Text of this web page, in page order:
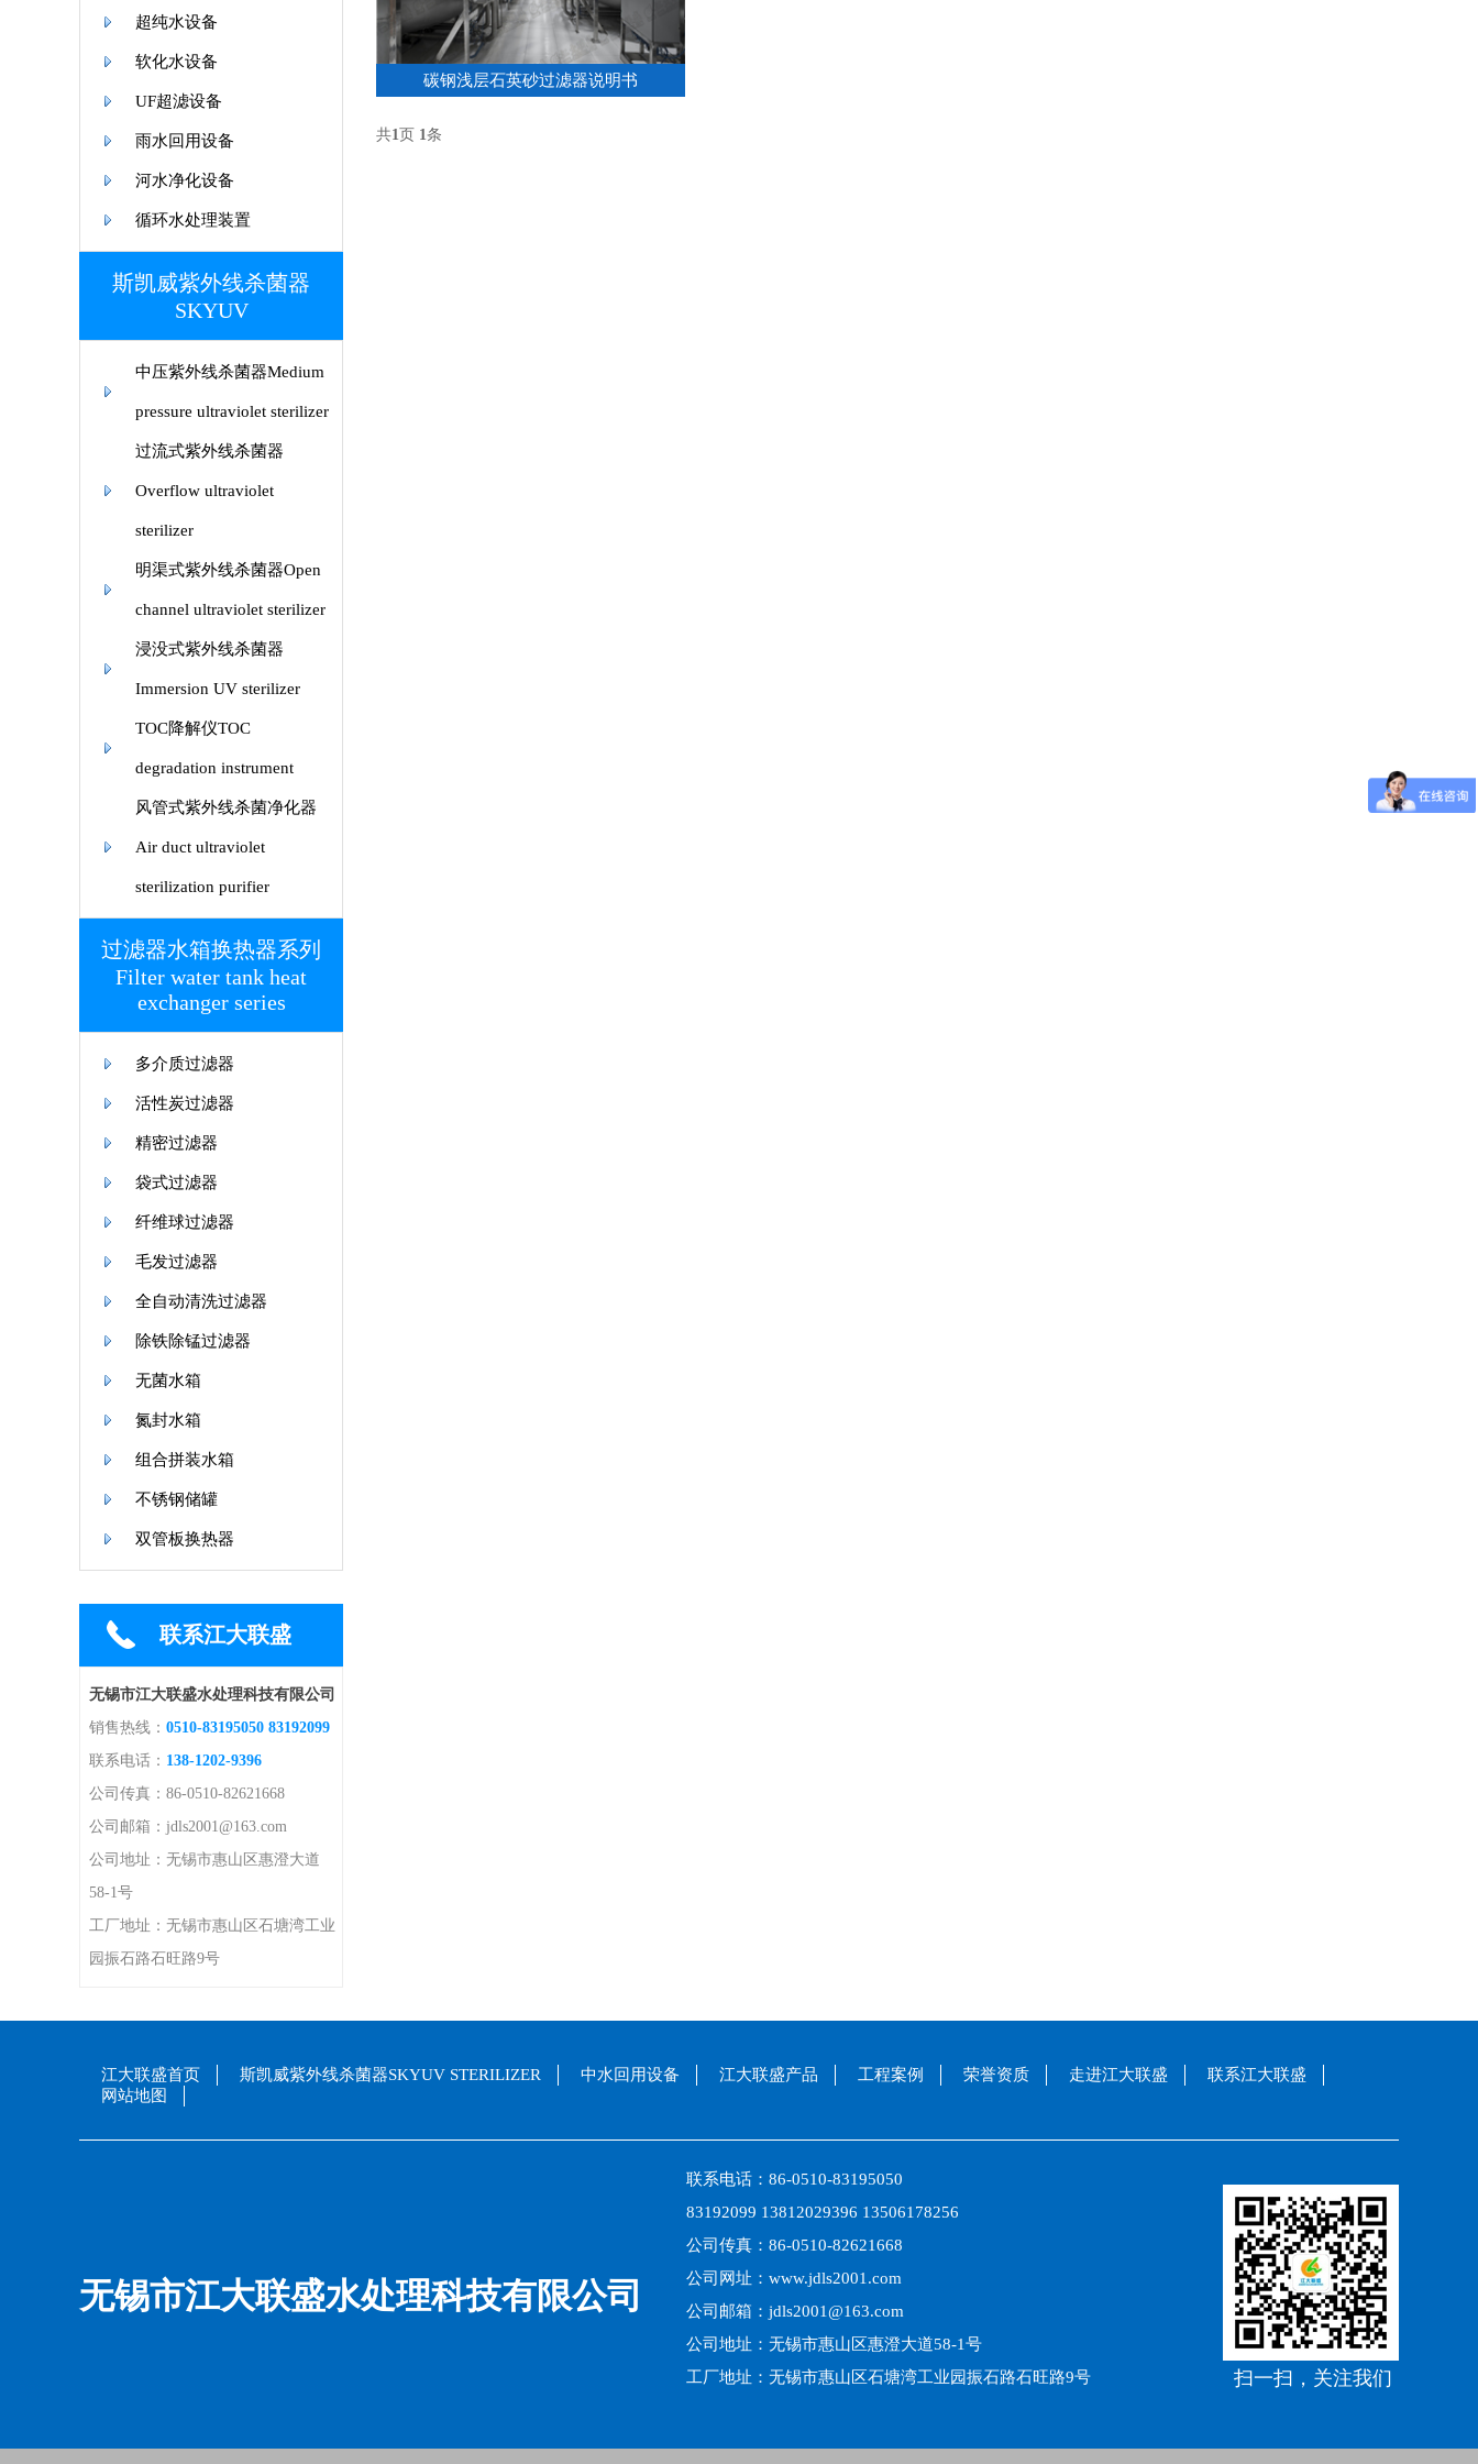
超纯水设备
软化水设备
UF超滤设备
雨水回用设备
河水净化设备
循环水处理装置
斯凯威紫外线杀菌器
SKYUV
中压紫外线杀菌器Medium
pressure ultraviolet sterilizer
过流式紫外线杀菌器
Overflow ultraviolet
sterilizer
明渠式紫外线杀菌器Open
channel ultraviolet sterilizer
浸没式紫外线杀菌器
Immersion UV sterilizer
TOC降解仪TOC
degradation instrument
风管式紫外线杀菌净化器
Air duct ultraviolet
sterilization purifier
过滤器水箱换热器系列
Filter water tank heat
exchanger series
多介质过滤器
活性炭过滤器
精密过滤器
袋式过滤器
纤维球过滤器
毛发过滤器
全自动清洗过滤器
除铁除锰过滤器
无菌水箱
氮封水箱
组合拼装水箱
不锈钢储罐
双管板换热器
联系江大联盛
无锡市江大联盛水处理科技有限公司
销售热线： 0510-83195050 83192099
联系电话： 138-1202-9396
公司传真：86-0510-82621668
公司邮箱：jdls2001@163.com
公司地址：无锡市惠山区惠澄大道
58-1号
工厂地址：无锡市惠山区石塘湾工业
园振石路石旺路9号
碳钢浅层石英砂过滤器说明书
共1页 1条
江大联盛首页 斯凯威紫外线杀菌器SKYUV STERILIZER 中水回用设备 江大联盛产品 工程案例 荣誉资质 走进江大联盛
联系江大联盛
网站地图
无锡市江大联盛水处理科技有限公司
联系电话：86-0510-83195050
83192099 13812029396 13506178256
公司传真：86-0510-82621668
公司网址：www.jdls2001.com
公司邮箱：jdls2001@163.com
公司地址：无锡市惠山区惠澄大道58-1号
工厂地址：无锡市惠山区石塘湾工业园振石路石旺路9号
扫一扫，关注我们